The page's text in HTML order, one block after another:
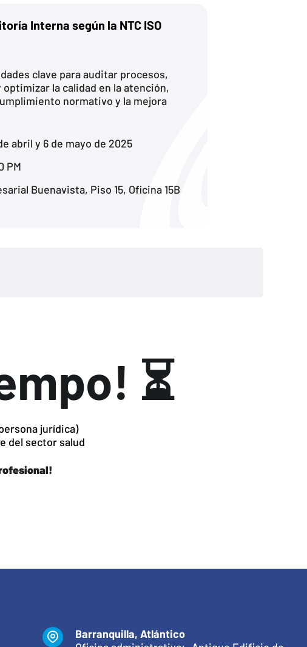
Interna según la NTC ISO
clave para auditar procesos,
la calidad en la atención,
normativo y la mejora
abril y 6 de mayo de 2025
PM
Buenavista, Piso 15, Oficina 15B
⏳
jurídica)
del sector salud
Barranquilla, Atlántico